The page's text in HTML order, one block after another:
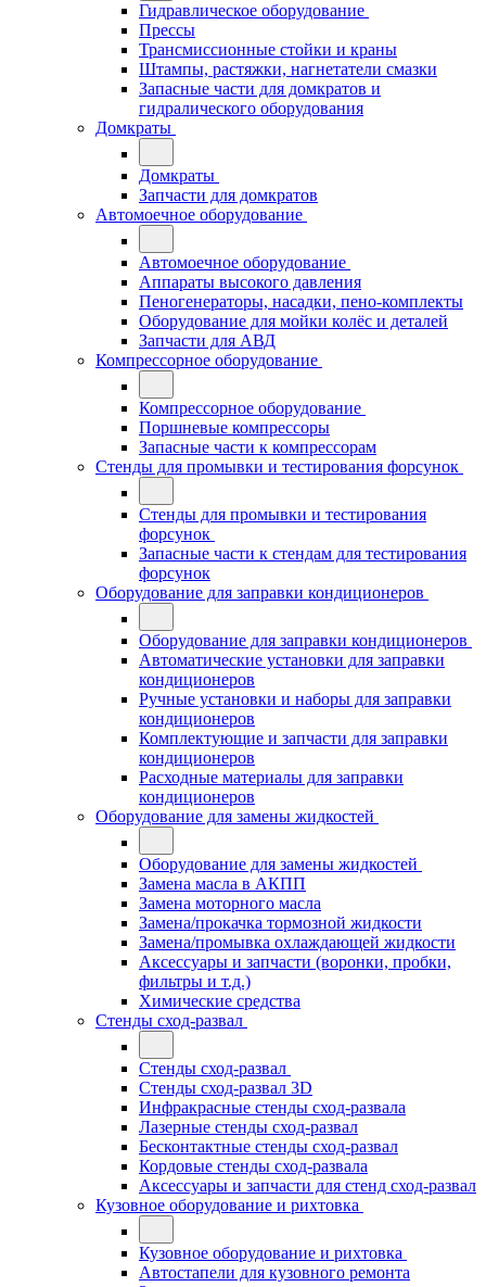
Гидравлическое оборудование
Прессы
Трансмиссионные стойки и краны
Штампы, растяжки, нагнетатели смазки
Запасные части для домкратов и
гидралического оборудования
Домкраты
Домкраты
Запчасти для домкратов
Автомоечное оборудование
Автомоечное оборудование
Аппараты высокого давления
Пеногенераторы, насадки, пено-комплекты
Оборудование для мойки колёс и деталей
Запчасти для АВД
Компрессорное оборудование
Компрессорное оборудование
Поршневые компрессоры
Запасные части к компрессорам
Стенды для промывки и тестирования форсунок
Стенды для промывки и тестирования
форсунок
Запасные части к стендам для тестирования
форсунок
Оборудование для заправки кондиционеров
Оборудование для заправки кондиционеров
Автоматические установки для заправки
кондиционеров
Ручные установки и наборы для заправки
кондиционеров
Комплектующие и запчасти для заправки
кондиционеров
Расходные материалы для заправки
кондиционеров
Оборудование для замены жидкостей
Оборудование для замены жидкостей
Замена масла в АКПП
Замена моторного масла
Замена/прокачка тормозной жидкости
Замена/промывка охлаждающей жидкости
Аксессуары и запчасти (воронки, пробки,
фильтры и т.д.)
Химические средства
Стенды сход-развал
Стенды сход-развал
Стенды сход-развал 3D
Инфракрасные стенды сход-развала
Лазерные стенды сход-развал
Бесконтактные стенды сход-развал
Кордовые стенды сход-развала
Аксессуары и запчасти для стенд сход-развал
Кузовное оборудование и рихтовка
Кузовное оборудование и рихтовка
Автостапели для кузовного ремонта